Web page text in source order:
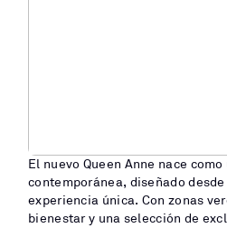
El nuevo Queen Anne nace
contemporánea, diseñado
experiencia única. Con zonas
bienestar y una selección de